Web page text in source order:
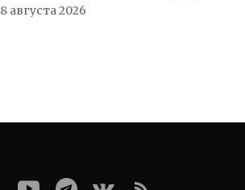
8 августа 2026